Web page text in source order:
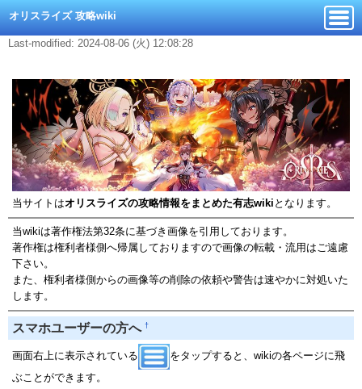
オリスライズ 攻略wiki
Last-modified: 2024-08-06 (火) 12:08:28
当サイトはオリスライズの攻略情報をまとめた有志wiki となります。
当wikiは著作権法第32条に基づき画像を引用しております。
著作権は権利者様側へ帰属しておりますので画像の転載・流用はご遠慮
下さい。
また、権利者様側からの画像等の削除の依頼や警告は速やかに対処いた
します。
スマホユーザーの方へ †
画面右上に表示されている
をタップすると、wikiの各ページに飛
ぶことができます。